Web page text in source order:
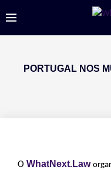
PORTUGAL NOS
O WhatNext.Law